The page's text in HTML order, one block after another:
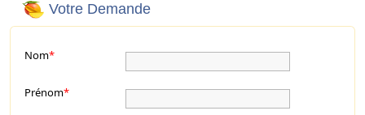
Votre Demande
Nom*
Prénom*